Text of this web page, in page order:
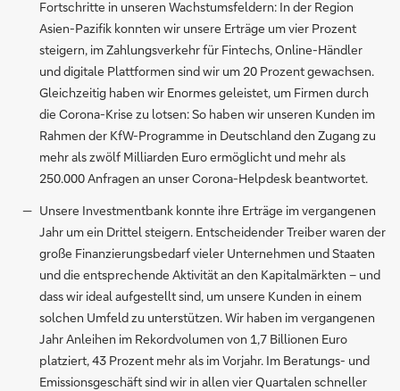
Fortschritte in unseren Wachstumsfeldern: In der Region
Asien-Pazifik konnten wir unsere Erträge um vier Prozent
steigern, im Zahlungsverkehr für Fintechs, Online-Händler
und digitale Plattformen sind wir um 20 Prozent gewachsen.
Gleichzeitig haben wir Enormes geleistet, um Firmen durch
die Corona-Krise zu lotsen: So haben wir unseren Kunden im
Rahmen der KfW-Programme in Deutschland den Zugang zu
mehr als zwölf Milliarden Euro ermöglicht und mehr als
250.000 Anfragen an unser Corona-Helpdesk beantwortet.
Unsere Investmentbank konnte ihre Erträge im vergangenen
Jahr um ein Drittel steigern. Entscheidender Treiber waren der
große Finanzierungsbedarf vieler Unternehmen und Staaten
und die entsprechende Aktivität an den Kapitalmärkten – und
dass wir ideal aufgestellt sind, um unsere Kunden in einem
solchen Umfeld zu unterstützen. Wir haben im vergangenen
Jahr Anleihen im Rekordvolumen von 1,7 Billionen Euro
platziert, 43 Prozent mehr als im Vorjahr. Im Beratungs- und
Emissionsgeschäft sind wir in allen vier Quartalen schneller